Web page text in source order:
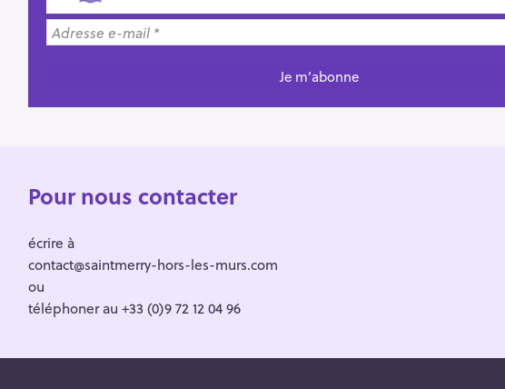
Pour nous contacter
écrire à
contact@saintmerry-hors-les-murs.com
ou
téléphoner au +33 (0)9 72 12 04 96